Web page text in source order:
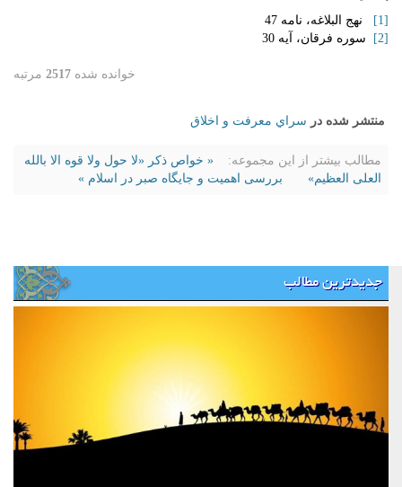
[1]
نهج البلاغه، نامه 47
[2]
سوره فرقان، آیه 30
خوانده شده 2517 مرتبه
منتشر شده در سراي معرفت و اخلاق
مطالب بیشتر از این مجموعه:
« خواص ذکر «لا حول ولا قوه الا بالله
العلی العظیم»
بررسی اهمیت و جایگاه صبر در اسلام »
جدیدترین مطالب